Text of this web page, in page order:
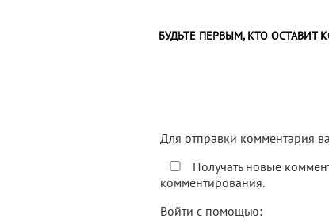
БУДЬТЕ ПЕРВЫМ, КТО ОСТАВИТ
Для отправки комментария
Получать новые
комментирования.
Войти с помощью: